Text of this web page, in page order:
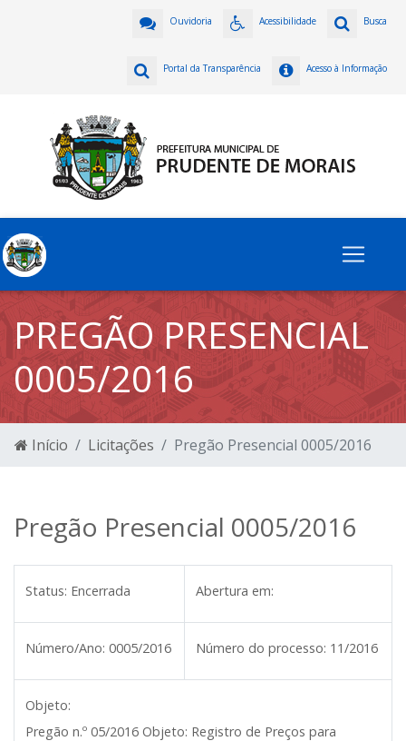
Busca
Acessibilidade
Ouvidoria
Acesso à Informação
Portal da Transparência
PREGÃO PRESENCIAL
0005/2016
Início Licitações Pregão Presencial 0005/2016
Pregão Presencial 0005/2016
Status: Encerrada Abertura em:
Número/Ano: 0005/2016 Número do processo: 11/2016
Objeto:
Pregão n.º 05/2016 Objeto: Registro de Preços para